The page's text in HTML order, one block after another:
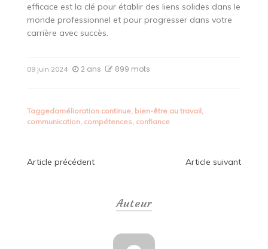
efficace est la clé pour établir des liens solides dans le
monde professionnel et pour progresser dans votre
carrière avec succès.
09 juin 2024 2 ans 899 mots
Taggedamélioration continue, bien-être au travail,
communication, compétences, confiance
Navigation
Article précédent Article suivant
Auteur